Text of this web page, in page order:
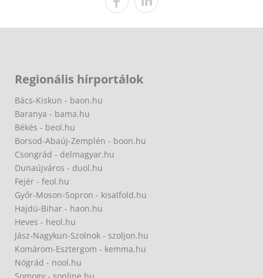
Regionális hírportálok
Bács-Kiskun - baon.hu
Baranya - bama.hu
Békés - beol.hu
Borsod-Abaúj-Zemplén - boon.hu
Csongrád - delmagyar.hu
Dunaújváros - duol.hu
Fejér - feol.hu
Győr-Moson-Sopron - kisalfold.hu
Hajdú-Bihar - haon.hu
Heves - heol.hu
Jász-Nagykun-Szolnok - szoljon.hu
Komárom-Esztergom - kemma.hu
Nógrád - nool.hu